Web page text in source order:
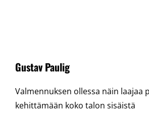
Gustav Paulig
Valmennuksen ollessa näin laajaa
kehittämään koko talon sisäistä